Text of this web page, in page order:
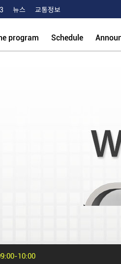
뉴스 교통정보
program Schedule
10:00